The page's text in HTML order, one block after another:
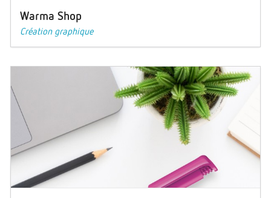
Warma Shop
Création graphique